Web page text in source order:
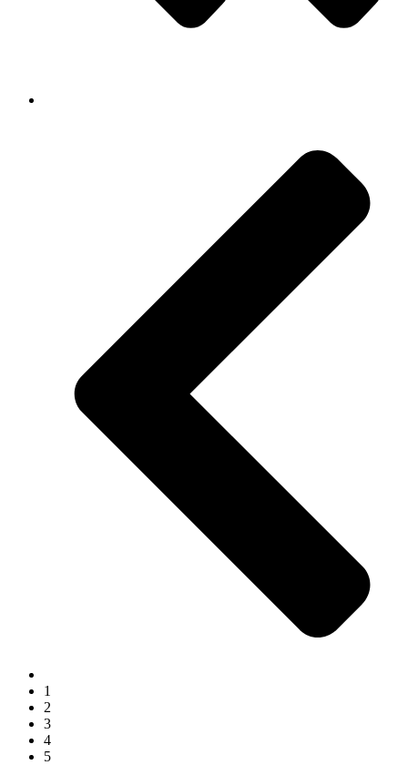
1
2
3
4
5